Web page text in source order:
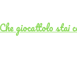
Che giocattolo stai